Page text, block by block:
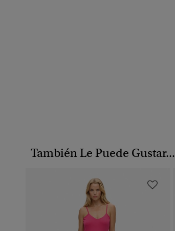
También Le Puede Gustar...